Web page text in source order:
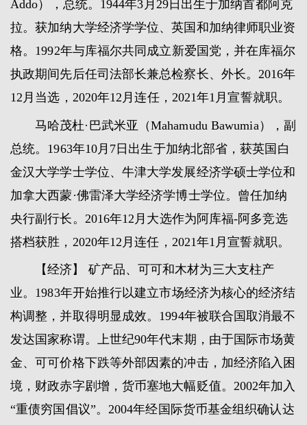
Addo），总统。1944年3月29日出生于加纳首都阿克
拉。获加纳大学经济学学位、英国和加纳律师职业资
格。1992年与库福尔共同成立新爱国党，并在库福尔
执政期间先后任司法部长兼总检察长、外长。2016年
12月当选，2020年12月连任，2021年1月宣誓就职。
马哈茂杜·巴武米亚（Mahamudu Bawumia），副
总统。1963年10月7日出生于加纳北部省，获英国白
金汉大学学士学位、牛津大学发展经济学硕士学位和
加拿大西蒙·佛雷泽大学经济学博士学位。曾任加纳
央行副行长。2016年12月大选作为阿库福-阿多竞选
搭档获胜，2020年12月连任，2021年1月宣誓就职。
【经济】 矿产品、可可和木材为三大支柱产
业。1983年开始推行以建立市场经济为核心的经济结
构调整，并取得明显成效。1994年被联合国取消最不
发达国家称谓。上世纪90年代末期，由于国际市场黄
金、可可价格下跌等外部因素的冲击，加经济陷入困
境，财政赤字剧增，货币塞地大幅贬值。2002年加入
“重债穷国倡议”。2004年经国际货币基金组织确认达